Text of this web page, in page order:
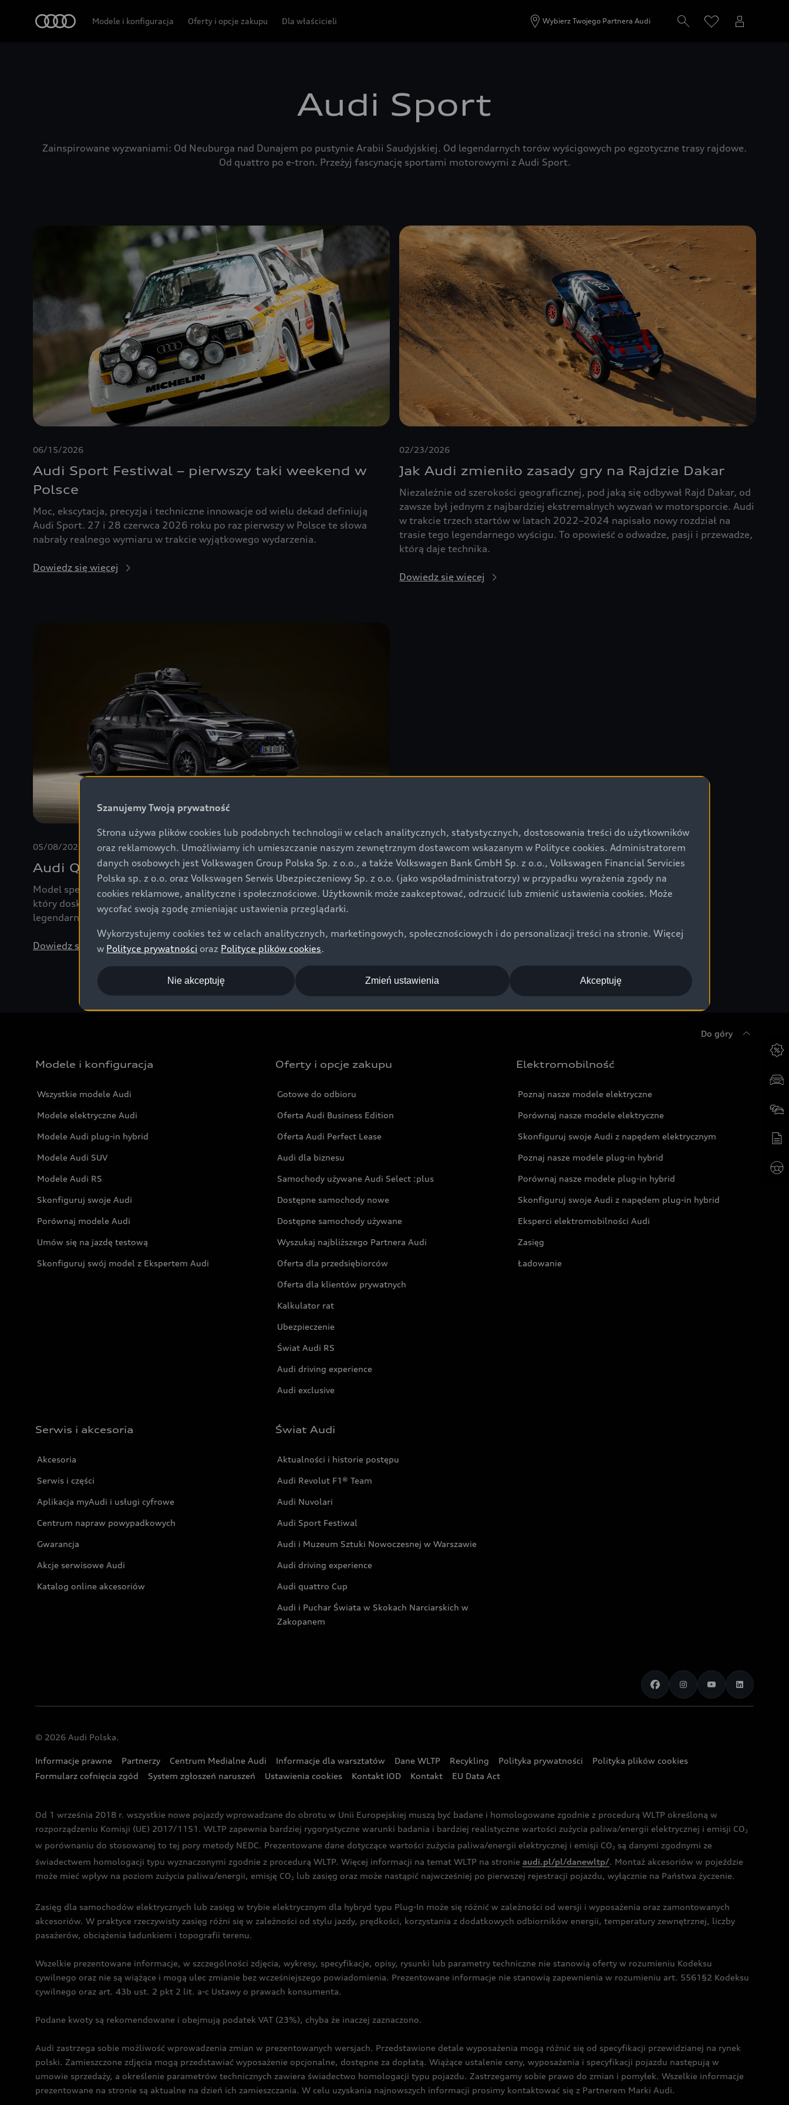
Modele i konfiguracja Oferty i opcje zakupu Dla właścicieli Wybierz Twojego Partnera Audi
Audi Sport
Zainspirowane wyzwaniami: Od Neuburga nad Dunajem po pustynie Arabii Saudyjskiej. Od legendarnych torów wyścigowych po egzotyczne trasy rajdowe.
Od quattro po e-tron. Przeżyj fascynację sportami motorowymi z Audi Sport.
06/15/2026
Audi Sport Festiwal – pierwszy taki weekend w
Polsce
Moc, ekscytacja, precyzja i techniczne innowacje od wielu dekad definiują
Audi Sport. 27 i 28 czerwca 2026 roku po raz pierwszy w Polsce te słowa
nabrały realnego wymiaru w trakcie wyjątkowego wydarzenia.
Dowiedz się więcej
02/23/2026
Jak Audi zmieniło zasady gry na Rajdzie Dakar
Niezależnie od szerokości geograficznej, pod jaką się odbywał Rajd Dakar, od
zawsze był jednym z najbardziej ekstremalnych wyzwań w motorsporcie. Audi
w trakcie trzech startów w latach 2022–2024 napisało nowy rozdział na
trasie tego legendarnego wyścigu. To opowieść o odwadze, pasji i przewadze,
którą daje technika.
Dowiedz się więcej
05/08/2023
Audi Q8 e-tron edition Dakar: hołd dla legendy
Model specjalny Audi Q8 e-tron edition Dakar – wyjątkowy, elektryczny SUV,
który doskonale radził sobie w terenie i na asfalcie, podkreślał związek Audi z
legendarnym Rajdem Dakar.
Dowiedz się więcej
Do góry
Modele i konfiguracja
Wszystkie modele Audi
Modele elektryczne Audi
Modele Audi plug-in hybrid
Modele Audi SUV
Modele Audi RS
Skonfiguruj swoje Audi
Porównaj modele Audi
Umów się na jazdę testową
Skonfiguruj swój model z Ekspertem Audi
Oferty i opcje zakupu
Gotowe do odbioru
Oferta Audi Business Edition
Oferta Audi Perfect Lease
Audi dla biznesu
Samochody używane Audi Select :plus
Dostępne samochody nowe
Dostępne samochody używane
Wyszukaj najbliższego Partnera Audi
Oferta dla przedsiębiorców
Oferta dla klientów prywatnych
Kalkulator rat
Ubezpieczenie
Świat Audi RS
Audi driving experience
Audi exclusive
Elektromobilność
Poznaj nasze modele elektryczne
Porównaj nasze modele elektryczne
Skonfiguruj swoje Audi z napędem elektrycznym
Poznaj nasze modele plug-in hybrid
Porównaj nasze modele plug-in hybrid
Skonfiguruj swoje Audi z napędem plug-in hybrid
Eksperci elektromobilności Audi
Zasięg
Ładowanie
Serwis i akcesoria
Akcesoria
Serwis i części
Aplikacja myAudi i usługi cyfrowe
Centrum napraw powypadkowych
Gwarancja
Akcje serwisowe Audi
Katalog online akcesoriów
Świat Audi
Aktualności i historie postępu
Audi Revolut F1® Team
Audi Nuvolari
Audi Sport Festiwal
Audi i Muzeum Sztuki Nowoczesnej w Warszawie
Audi driving experience
Audi quattro Cup
Audi i Puchar Świata w Skokach Narciarskich w
Zakopanem
© 2026 Audi Polska.
Informacje prawne Partnerzy Centrum Medialne Audi Informacje dla warsztatów Dane WLTP Recykling Polityka prywatności
Polityka plików cookies
Formularz cofnięcia zgód
System zgłoszeń naruszeń Ustawienia cookies Kontakt IOD Kontakt EU Data Act
Od 1 września 2018 r. wszystkie nowe pojazdy wprowadzane do obrotu w Unii Europejskiej muszą być badane i homologowane zgodnie z procedurą WLTP określoną w
rozporządzeniu Komisji (UE) 2017/1151. WLTP zapewnia bardziej rygorystyczne warunki badania i bardziej realistyczne wartości zużycia paliwa/energii elektrycznej i emisji CO2
w porównaniu do stosowanej to tej pory metody NEDC. Prezentowane dane dotyczące wartości zużycia paliwa/energii elektrycznej i emisji CO2 są danymi zgodnymi ze
świadectwem homologacji typu wyznaczonymi zgodnie z procedurą WLTP. Więcej informacji na temat WLTP na stronie audi.pl/pl/danewltp/. Montaż akcesoriów w pojeździe
może mieć wpływ na poziom zużycia paliwa/energii, emisję CO2 lub zasięg oraz może nastąpić najwcześniej po pierwszej rejestracji pojazdu, wyłącznie na Państwa życzenie.
Zasięg dla samochodów elektrycznych lub zasięg w trybie elektrycznym dla hybryd typu Plug-In może się różnić w zależności od wersji i wyposażenia oraz zamontowanych
akcesoriów. W praktyce rzeczywisty zasięg różni się w zależności od stylu jazdy, prędkości, korzystania z dodatkowych odbiorników energii, temperatury zewnętrznej, liczby
pasażerów, obciążenia ładunkiem i topografii terenu.
Wszelkie prezentowane informacje, w szczególności zdjęcia, wykresy, specyfikacje, opisy, rysunki lub parametry techniczne nie stanowią oferty w rozumieniu Kodeksu
cywilnego oraz nie są wiążące i mogą ulec zmianie bez wcześniejszego powiadomienia. Prezentowane informacje nie stanowią zapewnienia w rozumieniu art. 5561§2 Kodeksu
cywilnego oraz art. 43b ust. 2 pkt 2 lit. a-c Ustawy o prawach konsumenta.
Podane kwoty są rekomendowane i obejmują podatek VAT (23%), chyba że inaczej zaznaczono.
Audi zastrzega sobie możliwość wprowadzenia zmian w prezentowanych wersjach. Przedstawione detale wyposażenia mogą różnić się od specyfikacji przewidzianej na rynek
polski. Zamieszczone zdjęcia mogą przedstawiać wyposażenie opcjonalne, dostępne za dopłatą. Wiążące ustalenie ceny, wyposażenia i specyfikacji pojazdu następują w
umowie sprzedaży, a określenie parametrów technicznych zawiera świadectwo homologacji typu pojazdu. Zastrzegamy sobie prawo do zmian i pomyłek. Wszelkie informacje
prezentowane na stronie są aktualne na dzień ich zamieszczania. W celu uzyskania najnowszych informacji prosimy kontaktować się z Partnerem Marki Audi.
Szanujemy Twoją prywatność
Strona używa plików cookies lub podobnych technologii w celach analitycznych, statystycznych, dostosowania treści do użytkowników
oraz reklamowych. Umożliwiamy ich umieszczanie naszym zewnętrznym dostawcom wskazanym w Polityce cookies. Administratorem
danych osobowych jest Volkswagen Group Polska Sp. z o.o., a także Volkswagen Bank GmbH Sp. z o.o., Volkswagen Financial Servicies
Polska sp. z o.o. oraz Volkswagen Serwis Ubezpieczeniowy Sp. z o.o. (jako współadministratorzy) w przypadku wyrażenia zgody na
cookies reklamowe, analityczne i społecznościowe. Użytkownik może zaakceptować, odrzucić lub zmienić ustawienia cookies. Może
wycofać swoją zgodę zmieniając ustawienia przeglądarki.
Wykorzystujemy cookies też w celach analitycznych, marketingowych, społecznościowych i do personalizacji treści na stronie. Więcej
w Polityce prywatności oraz Polityce plików cookies.
Akceptuję
Nie akceptuję Zmień ustawienia